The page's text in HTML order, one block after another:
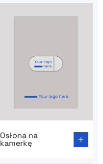
zapachowa sojowa
Osłona na
kamerkę